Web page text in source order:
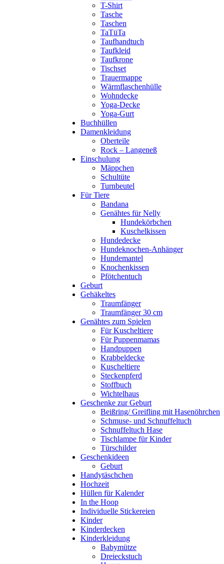
T-Shirt
Tasche
Taschen
TaTüTa
Taufhandtuch
Taufkleid
Taufkrone
Tischset
Trauermappe
Wärmflaschenhülle
Wohndecke
Yoga-Decke
Yoga-Gurt
Buchhüllen
Damenkleidung
Oberteile
Rock – Langeneß
Einschulung
Mäppchen
Schultüte
Turnbeutel
Für Tiere
Bandana
Genähtes für Nelly
Hundekörbchen
Kuschelkissen
Hundedecke
Hundeknochen-Anhänger
Hundemantel
Knochenkissen
Pfötchentuch
Geburt
Gehäkeltes
Traumfänger
Traumfänger 30 cm
Genähtes zum Spielen
Für Kuscheltiere
Für Puppenmamas
Handpuppen
Krabbeldecke
Kuscheltiere
Steckenpferd
Stoffbuch
Wichtelhaus
Geschenke zur Geburt
Beißring/ Greifling mit Hasenöhrchen
Schmuse- und Schnuffeltuch
Schnuffeltuch Hase
Tischlampe für Kinder
Türschilder
Geschenkideen
Geburt
Handytäschchen
Hochzeit
Hüllen für Kalender
In the Hoop
Individuelle Stickereien
Kinder
Kinderdecken
Kinderkleidung
Babymütze
Dreieckstuch